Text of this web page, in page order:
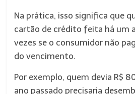
Na prática, isso significa que
cartão de crédito feita há um
vezes se o consumidor não
do vencimento.
Por exemplo, quem devia R$
ano passado precisaria